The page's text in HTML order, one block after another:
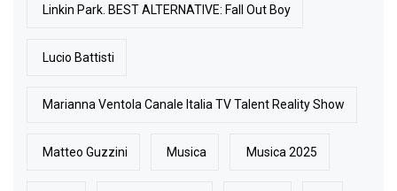
Linkin Park. BEST ALTERNATIVE: Fall Out Boy
Lucio Battisti
Marianna Ventola Canale Italia TV Talent Reality Show
Matteo Guzzini Musica Musica 2025